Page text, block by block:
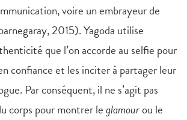
voire un embrayeur de
2015). Yagoda utilise
que l’on accorde au selfie pour
confiance et les inciter à partager leur
Par conséquent, il ne s’agit pas
corps pour montrer leglamourou le